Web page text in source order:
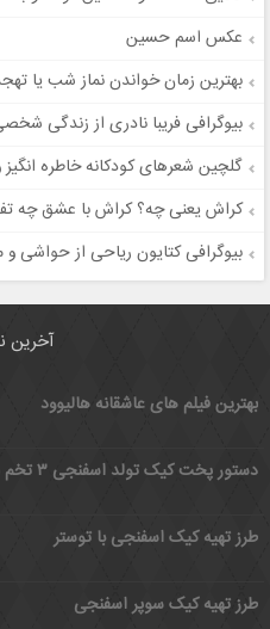
عکس اسم حسین
بهترین زمان خواندن نماز شب یا
بیوگرافی فریبا نادری از زندگی
گلچین شعرهای کودکانه خاطره
کراش یعنی چه؟ کراش با عشق چه
بیوگرافی کتایون ریاحی از حواشی
آخرین
بهترین فیلم های عاشقانه هالیوود
دستور پخت کیک تولد اسفنجی ۳ تخم مرغی
طرز تهیه کیک اسفنجی با توستر
طرز تهیه کیک سوپر اسفنجی